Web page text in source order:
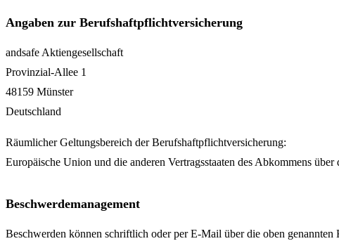
Angaben zur Berufshaftpflichtversicherung
andsafe Aktiengesellschaft
Provinzial-Allee 1
48159 Münster
Deutschland
Räumlicher Geltungsbereich der Berufshaftpflichtversicherung:
Europäische Union und die anderen Vertragsstaaten des Abkommens
Beschwerdemanagement
Beschwerden können schriftlich oder per E-Mail über die oben